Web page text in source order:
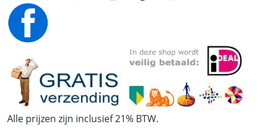
Alle prijzen zijn inclusief 21% BTW.